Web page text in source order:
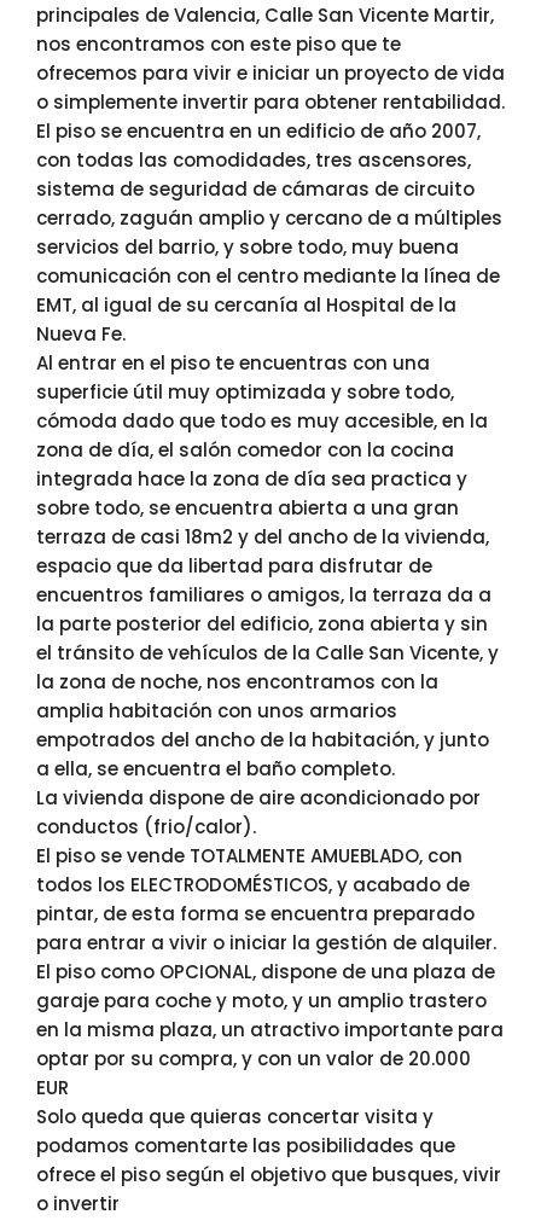
principales de Valencia, Calle San Vicente Martir,
nos encontramos con este piso que te
ofrecemos para vivir e iniciar un proyecto de vida
o simplemente invertir para obtener rentabilidad.
El piso se encuentra en un edificio de año 2007,
con todas las comodidades, tres ascensores,
sistema de seguridad de cámaras de circuito
cerrado, zaguán amplio y cercano de a múltiples
servicios del barrio, y sobre todo, muy buena
comunicación con el centro mediante la línea de
EMT, al igual de su cercanía al Hospital de la
Nueva Fe.
Al entrar en el piso te encuentras con una
superficie útil muy optimizada y sobre todo,
cómoda dado que todo es muy accesible, en la
zona de día, el salón comedor con la cocina
integrada hace la zona de día sea practica y
sobre todo, se encuentra abierta a una gran
terraza de casi 18m2 y del ancho de la vivienda,
espacio que da libertad para disfrutar de
encuentros familiares o amigos, la terraza da a
la parte posterior del edificio, zona abierta y sin
el tránsito de vehículos de la Calle San Vicente, y
la zona de noche, nos encontramos con la
amplia habitación con unos armarios
empotrados del ancho de la habitación, y junto
a ella, se encuentra el baño completo.
La vivienda dispone de aire acondicionado por
conductos (frio/calor).
El piso se vende TOTALMENTE AMUEBLADO, con
todos los ELECTRODOMÉSTICOS, y acabado de
pintar, de esta forma se encuentra preparado
para entrar a vivir o iniciar la gestión de alquiler.
El piso como OPCIONAL, dispone de una plaza de
garaje para coche y moto, y un amplio trastero
en la misma plaza, un atractivo importante para
optar por su compra, y con un valor de 20.000
EUR
Solo queda que quieras concertar visita y
podamos comentarte las posibilidades que
ofrece el piso según el objetivo que busques, vivir
o invertir